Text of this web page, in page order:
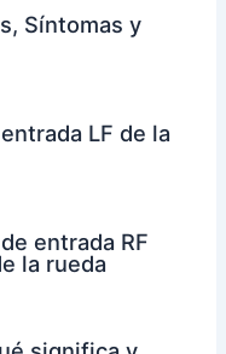
Síntomas y
LF de la
entrada RF
la rueda